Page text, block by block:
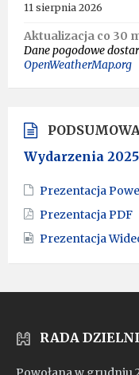
11 sierpnia 2026
Aktualizacja co 30
Dane pogodowe
OpenWeatherMap.org
Wydarzenia
Prezentacja
Prezentacja PDF
Prezentacja
RADA